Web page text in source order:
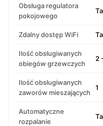
Obsługa regulatora
pokojowego
Zdalny dostęp WiFi
Ilość obsługiwanych
obiegów grzewczych
2
Ilość obsługiwanych
zaworów mieszających
1
Automatyczne
rozpalanie